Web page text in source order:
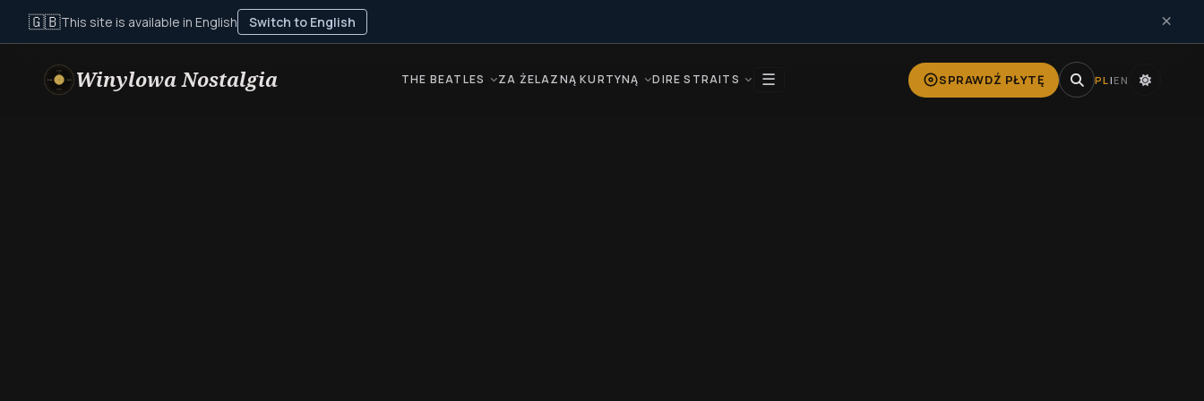
🇬🇧This site is available in English Switch to English ×
Winylowa Nostalgia THE BEATLES ZA ŻELAZNĄ KURTYNĄ DIRE STRAITS ☰ SPRAWDŹ PŁYTĘ PL| EN